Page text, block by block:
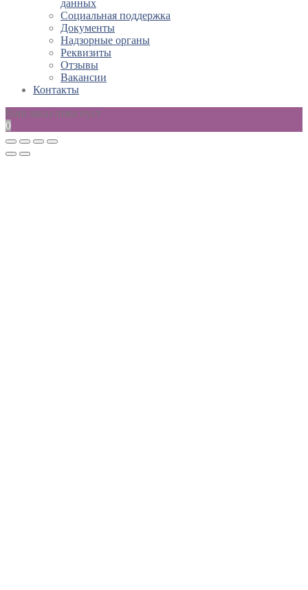
данных
Социальная поддержка
Документы
Надзорные органы
Реквизиты
Отзывы
Вакансии
Контакты
Ваш заказ пока пуст
0